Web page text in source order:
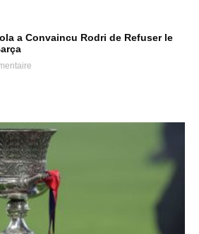
a Convaincu Rodri de Refuser le